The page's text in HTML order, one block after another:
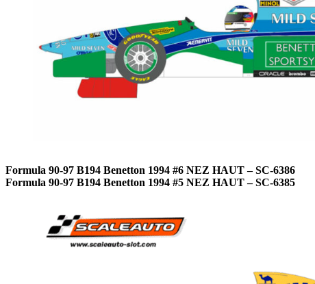
Formula 90-97 B194 Benetton 1994 #6 NEZ HAUT – SC-6386
Formula 90-97 B194 Benetton 1994 #5 NEZ HAUT – SC-6385